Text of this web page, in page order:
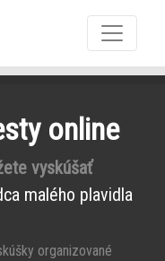
online
vyskúšať
malého plavidla
organizované